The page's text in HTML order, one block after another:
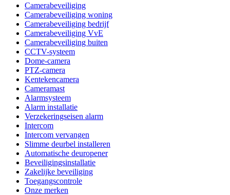
Camerabeveiliging
Camerabeveiliging woning
Camerabeveiliging bedrijf
Camerabeveiliging VvE
Camerabeveiliging buiten
CCTV-systeem
Dome-camera
PTZ-camera
Kentekencamera
Cameramast
Alarmsysteem
Alarm installatie
Verzekeringseisen alarm
Intercom
Intercom vervangen
Slimme deurbel installeren
Automatische deuropener
Beveiligingsinstallatie
Zakelijke beveiliging
Toegangscontrole
Onze merken